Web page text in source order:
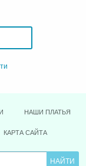
НАШИ ПЛАТЬЯ
КАРТА САЙТА